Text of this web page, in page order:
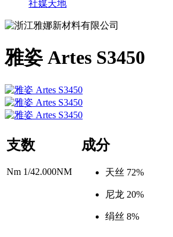
社媒天地
雅姿 Artes S3450
支数
Nm 1/42.000NM
成分
天丝 72%
尼龙 20%
绢丝 8%